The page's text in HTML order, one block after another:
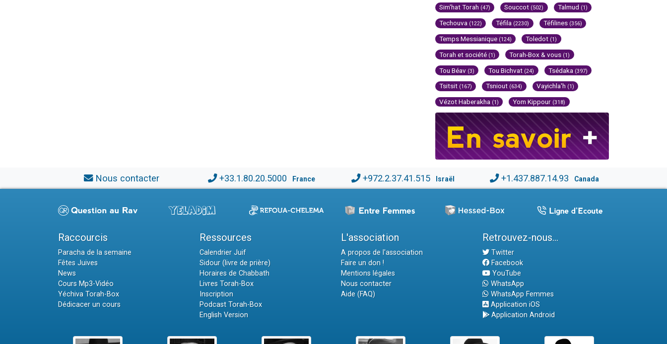
Sim'hat Torah (47) Souccot (502) Talmud (1)
Techouva (122) Téfila (2230) Téfilines (356)
Temps Messianique (124) Toledot (1)
Torah et société (1) Torah-Box & vous (1)
Tou Béav (3) Tou Bichvat (24) Tsédaka (397)
Tsitsit (167) Tsniout (634) Vayichla'h (1)
Vézot Haberakha (1) Yom Kippour (318)
Nous contacter +33.1.80.20.5000 France +972.2.37.41.515 Israël +1.437.887.14.93 Canada
Raccourcis
Paracha de la semaine
Fêtes Juives
News
Cours Mp3-Vidéo
Yéchiva Torah-Box
Dédicacer un cours
Ressources
Calendrier Juif
Sidour (livre de prière)
Horaires de Chabbath
Livres Torah-Box
Inscription
Podcast Torah-Box
English Version
L'association
A propos de l'association
Faire un don !
Mentions légales
Nous contacter
Aide (FAQ)
Retrouvez-nous...
Twitter
Facebook
YouTube
WhatsApp
WhatsApp Femmes
Application iOS
Application Android